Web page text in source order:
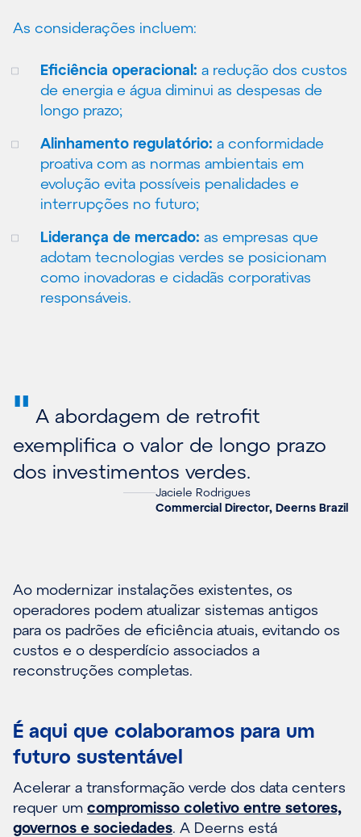
As considerações incluem:
Eficiência operacional: a redução dos custos
de energia e água diminui as despesas de
longo prazo;
Alinhamento regulatório: a conformidade
proativa com as normas ambientais em
evolução evita possíveis penalidades e
interrupções no futuro;
Liderança de mercado: as empresas que
adotam tecnologias verdes se posicionam
como inovadoras e cidadãs corporativas
responsáveis.
" A abordagem de retrofit
exemplifica o valor de longo prazo
dos investimentos verdes.
Jaciele Rodrigues
Commercial Director, Deerns Brazil
Ao modernizar instalações existentes, os
operadores podem atualizar sistemas antigos
para os padrões de eficiência atuais, evitando os
custos e o desperdício associados a
reconstruções completas.
É aqui que colaboramos para um
futuro sustentável
Acelerar a transformação verde dos data centers
requer um compromisso coletivo entre setores,
governos e sociedades. A Deerns está